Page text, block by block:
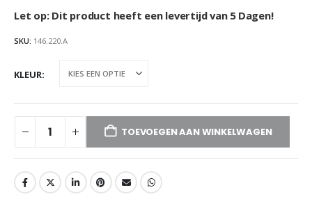
Let op: Dit product heeft een levertijd van 5 Dagen!
SKU: 146.220.A
KLEUR
TOEVOEGEN AAN WINKELWAGEN